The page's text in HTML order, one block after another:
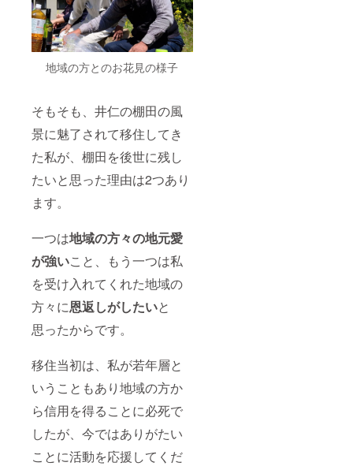
地域の方とのお花見の様子
そもそも、井仁の棚田の風
景に魅了されて移住してき
た私が、棚田を後世に残し
たいと思った理由は2つあり
ます。
一つは地域の方々の地元愛
が強いこと、もう一つは私
を受け入れてくれた地域の
方々に恩返しがしたいと
思ったからです。
移住当初は、私が若年層と
いうこともあり地域の方か
ら信用を得ることに必死で
したが、今ではありがたい
ことに活動を応援してくだ